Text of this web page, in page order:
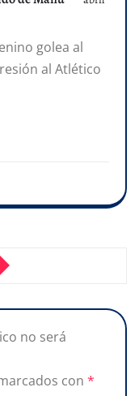
golea al
al Atlético
no será
con *